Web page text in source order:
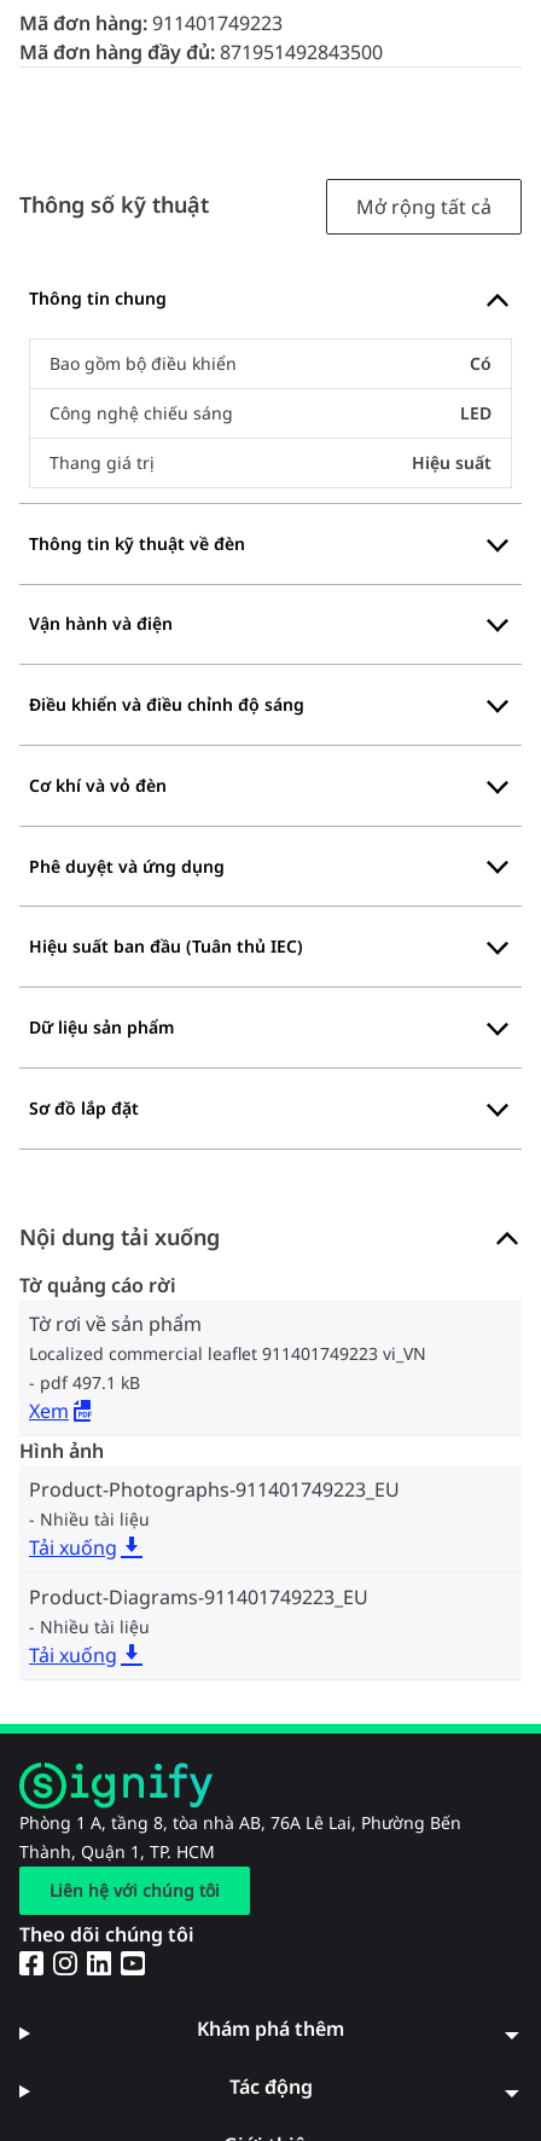
Mã đơn hàng:911401749223
Mã đơn hàng đầy đủ:871951492843500
Thông số kỹ thuật Mở rộng tất cả
Thông tin chung
Bao gồm bộ điều khiển Có
Công nghệ chiếu sáng LED
Thang giá trị Hiệu suất
Thông tin kỹ thuật về đèn
Vận hành và điện
Điều khiển và điều chỉnh độ sáng
Cơ khí và vỏ đèn
Phê duyệt và ứng dụng
Hiệu suất ban đầu (Tuân thủ IEC)
Dữ liệu sản phẩm
Sơ đồ lắp đặt
Nội dung tải xuống
Tờ quảng cáo rời
Tờ rơi về sản phẩm
Localized commercial leaflet 911401749223 vi_VN
pdf 497.1 kB
Xem
Hình ảnh
Product-Photographs-911401749223_EU
Nhiều tài liệu
Tải xuống
Product-Diagrams-911401749223_EU
Nhiều tài liệu
Tải xuống
Phòng 1 A, tầng 8, tòa nhà AB, 76A Lê Lai, Phường Bến
Thành, Quận 1, TP. HCM
Liên hệ với chúng tôi
Theo dõi chúng tôi
Khám phá thêm
Tác động